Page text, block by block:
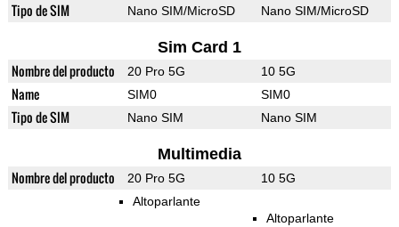
Tipo de SIM Nano SIM/MicroSD Nano SIM/MicroSD
Sim Card 1
Nombre del producto 20 Pro 5G 10 5G
Name SIM0 SIM0
Tipo de SIM Nano SIM Nano SIM
Multimedia
Nombre del producto 20 Pro 5G 10 5G
Altoparlante
Altoparlante